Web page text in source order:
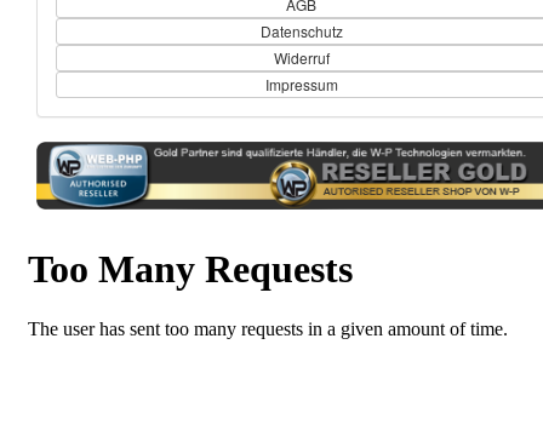
AGB
Datenschutz
Widerruf
Impressum